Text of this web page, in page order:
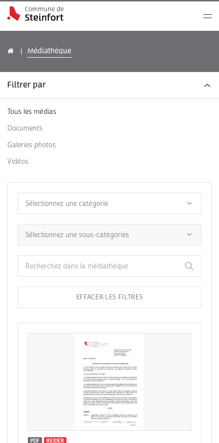
Médiathèque
Filtrer par
Tous les médias
Documents
Galeries photos
Vidéos
EFFACER LES FILTRES
PDF REIDER